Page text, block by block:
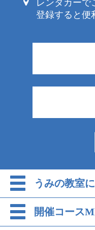
レンタカー
登録すると便
うみの教室
開催コース